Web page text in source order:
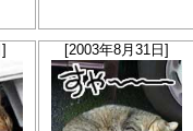
[2003年8月31日]